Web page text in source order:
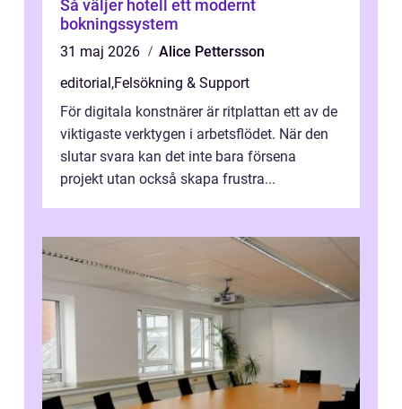
Så väljer hotell ett modernt
bokningssystem
31 maj 2026
Alice Pettersson
editorial,Felsökning & Support
För digitala konstnärer är ritplattan ett av de
viktigaste verktygen i arbetsflödet. När den
slutar svara kan det inte bara försena
projekt utan också skapa frustra...